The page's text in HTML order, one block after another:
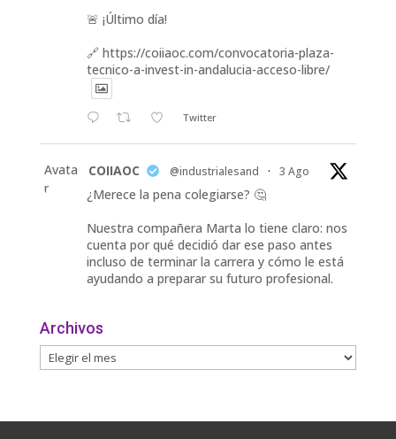
🚨 ¡Último día!
🔗 https://coiiaoc.com/convocatoria-plaza-
tecnico-a-invest-in-andalucia-acceso-libre/
Twitter
Avata
r
COIIAOC @industrialesand · 3 Ago
¿Merece la pena colegiarse? 🤔
Nuestra compañera Marta lo tiene claro: nos
cuenta por qué decidió dar ese paso antes
incluso de terminar la carrera y cómo le está
ayudando a preparar su futuro profesional.
🤝 Contacto con profesionales y empresas.
💼
Archivos